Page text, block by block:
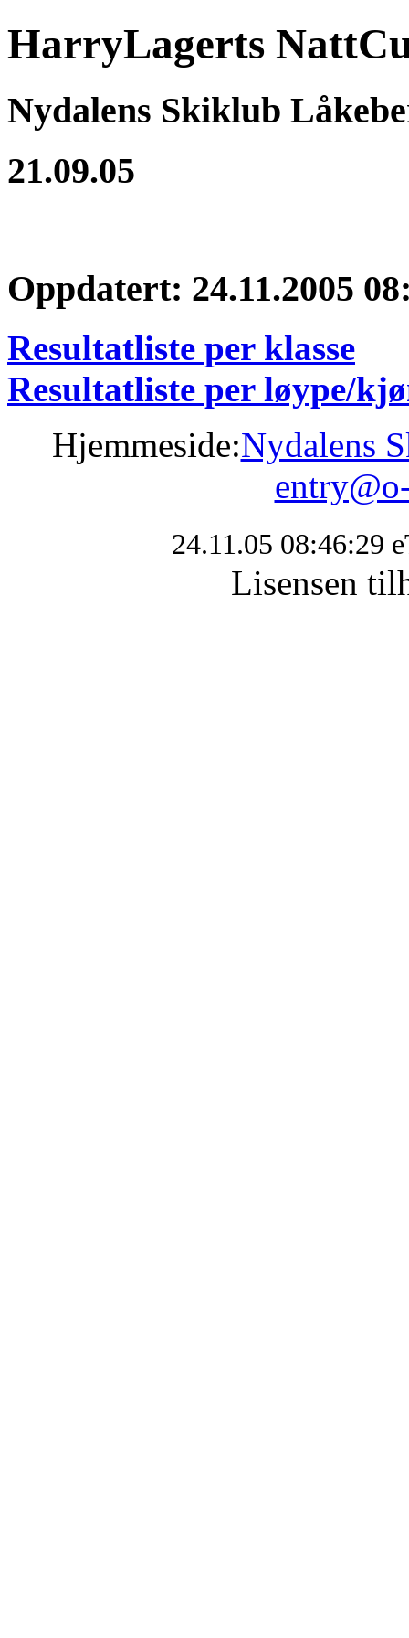
HarryLagerts
Nydalens Skiklub
21.09.05
Oppdatert: 24.11.2005
Resultatliste per klasse
Resultatliste per løype/
Hjemmeside:Nydalens
24.11.05 08:46:29
Lisensen